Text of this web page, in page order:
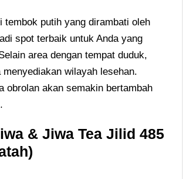
tembok putih yang dirambati oleh
spot terbaik untuk Anda yang
area dengan tempat duduk,
menyediakan wilayah lesehan.
obrolan akan semakin bertambah
& Jiwa Tea Jilid 485